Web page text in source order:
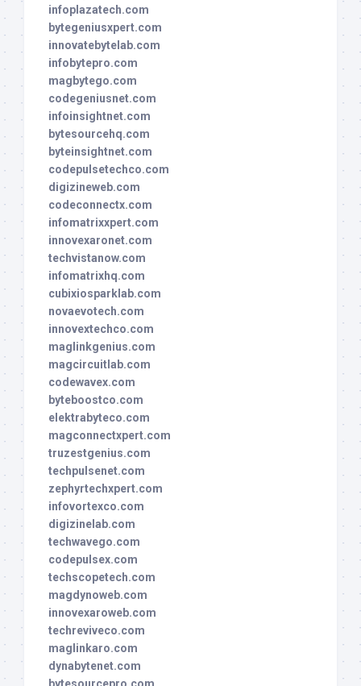
infoplazatech.com
bytegeniusxpert.com
innovatebytelab.com
infobytepro.com
magbytego.com
codegeniusnet.com
infoinsightnet.com
bytesourcehq.com
byteinsightnet.com
codepulsetechco.com
digizineweb.com
codeconnectx.com
infomatrixxpert.com
innovexaronet.com
techvistanow.com
infomatrixhq.com
cubixiosparklab.com
novaevotech.com
innovextechco.com
maglinkgenius.com
magcircuitlab.com
codewavex.com
byteboostco.com
elektrabyteco.com
magconnectxpert.com
truzestgenius.com
techpulsenet.com
zephyrtechxpert.com
infovortexco.com
digizinelab.com
techwavego.com
codepulsex.com
techscopetech.com
magdynoweb.com
innovexaroweb.com
techreviveco.com
maglinkaro.com
dynabytenet.com